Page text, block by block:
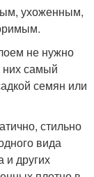
ухоженным,
не нужно
них самый
семян или
стильно
вида
и других